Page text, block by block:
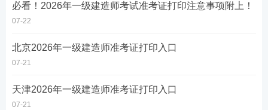
必看！2026年一级建造师考试准考证打印注意事项附上！
07-22
北京2026年一级建造师准考证打印入口
07-21
天津2026年一级建造师准考证打印入口
07-21